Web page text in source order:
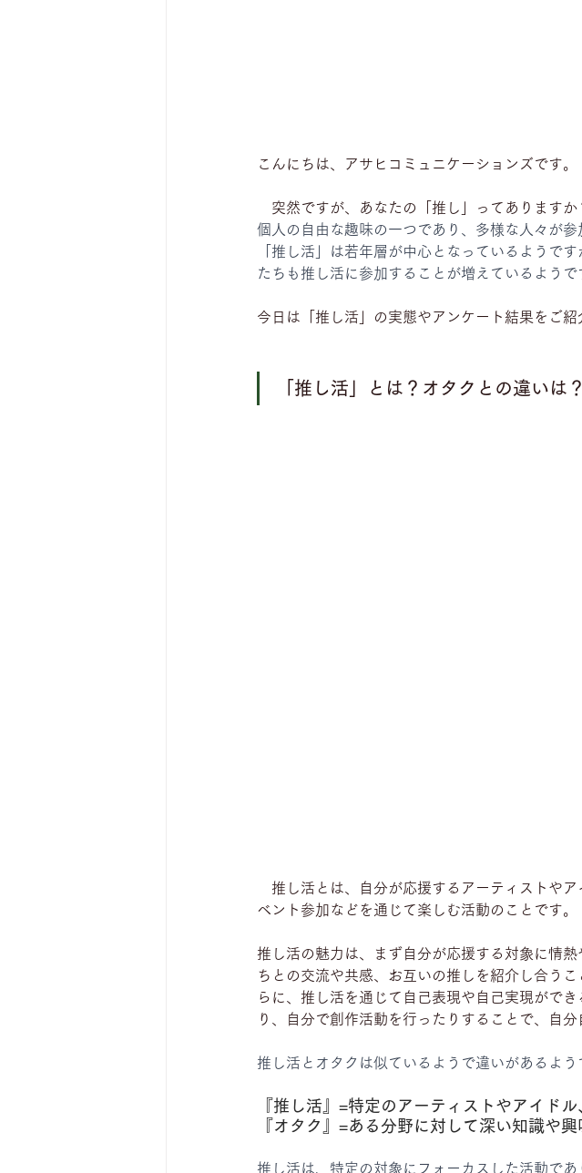
こんにちは、アサヒコミュニケーションズです。
突然ですが、あなたの「推し」ってありますか
個人の自由な趣味の一つであり、多様な人々が
「推し活」は若年層が中心となっているようで
たちも推し活に参加することが増えているようで
今日は「推し活」の実態やアンケート結果をご紹
「推し活」とは？オタクとの違いは？
推し活とは、自分が応援するアーティストやア
ベント参加などを通じて楽しむ活動のことです。
推し活の魅力は、まず自分が応援する対象に情
ちとの交流や共感、お互いの推しを紹介し合う
らに、推し活を通じて自己表現や自己実現がで
り、自分で創作活動を行ったりすることで、自
推し活とオタクは似ているようで違いがあるよう
『推し活』=特定のアーティストやアイド
『オタク』=ある分野に対して深い知識や
推し活は、特定の対象にフォーカスした活動で